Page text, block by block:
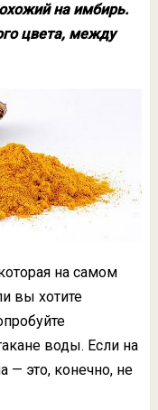
на имбирь.
цвета, между
на самом
вы хотите
воды. Если на
— это, конечно, не